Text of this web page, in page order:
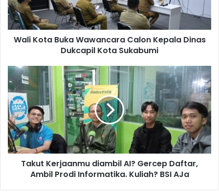
Wali Kota Buka Wawancara Calon Kepala Dinas
Dukcapil Kota Sukabumi
Takut Kerjaanmu diambil AI? Gercep Daftar,
Ambil Prodi Informatika. Kuliah? BSI AJa